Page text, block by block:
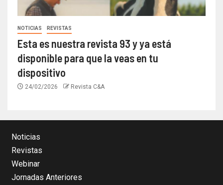
NOTICIAS REVISTAS
Esta es nuestra revista 93 y ya está
disponible para que la veas en tu
dispositivo
24/02/2026 Revista C&A
Noticias
Revistas
Webinar
Jornadas Anteriores